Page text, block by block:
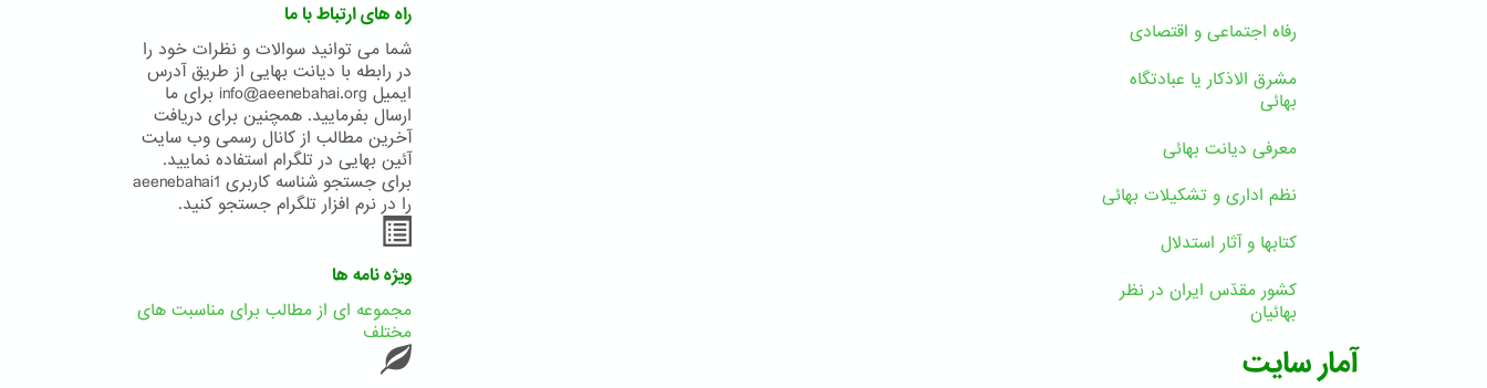
راه های ارتباط با ما
شما می توانید سوالات و نظرات خود را
در رابطه با دیانت بهایی از طریق آدرس
ایمیل info@aeenebahai.org برای ما
ارسال بفرمایید. همچنین برای دریافت
آخرین مطالب از کانال رسمی وب سایت
آئین بهایی در تلگرام استفاده نمایید.
برای جستجو شناسه کاربری aeenebahai1
را در نرم افزار تلگرام جستجو کنید.
ویژه نامه ها
مجموعه ای از مطالب برای مناسبت های
مختلف
رفاه اجتماعی و اقتصادی
مشرق الاذکار یا عبادتگاه
بهائی
معرفی دیانت بهائی
نظم اداری و تشکیلات بهائی
کتابها و آثار استدلال
کشور مقدّس ایران در نظر
بهائیان
آمار سایت